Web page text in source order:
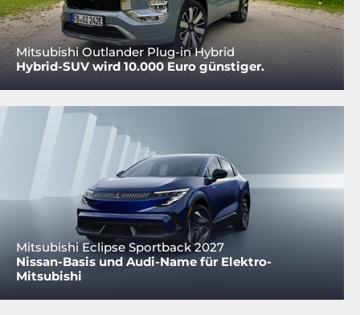
Mitsubishi Outlander Plug-in Hybrid
Hybrid-SUV wird 10.000 Euro günstiger.
Mitsubishi Eclipse Sportback 2027
Nissan-Basis und Audi-Name für Elektro-
Mitsubishi